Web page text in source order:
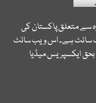
سے متعلق پاکستان کی
سائٹ ہے۔ اس ویب سائٹ
ایکسپریس میڈیا